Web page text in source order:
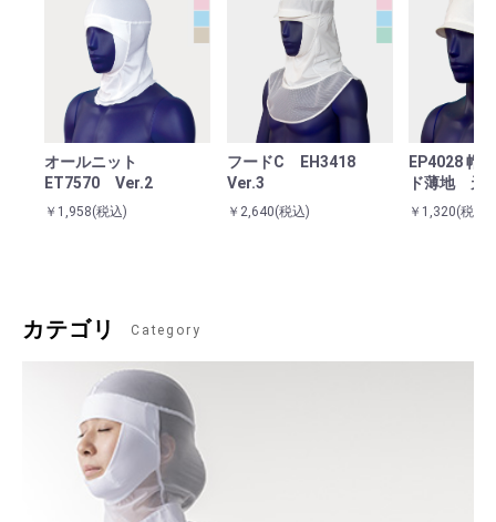
オールニット
ET7570 Ver.2
￥1,958(税込)
フードC EH3418
Ver.3
￥2,640(税込)
EP4028 帽
ド薄地 天
￥1,320(税込)
カテゴリ Category